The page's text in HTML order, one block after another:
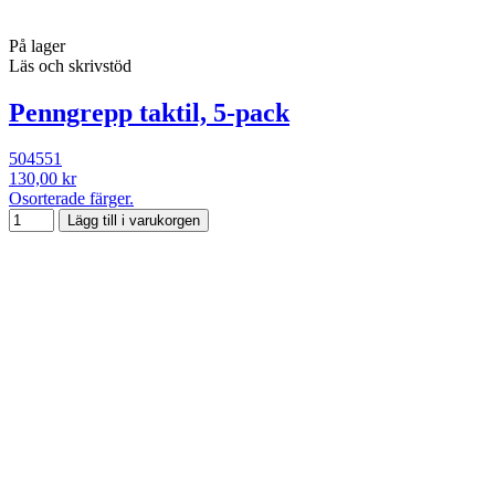
På lager
Läs och skrivstöd
Penngrepp taktil, 5-pack
504551
130,00 kr
Osorterade färger.
Lägg till i varukorgen